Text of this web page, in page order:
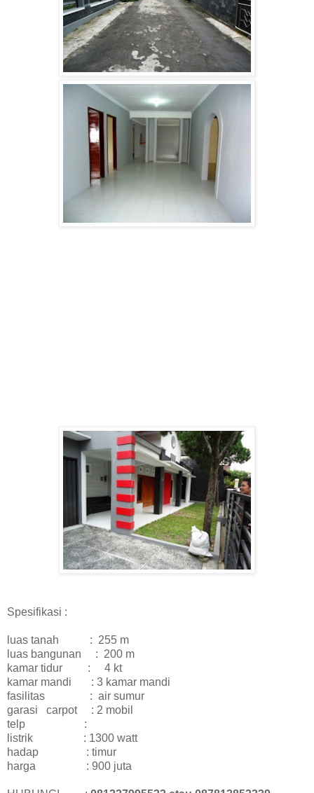
Spesifikasi :
luas tanah : 255 m
luas bangunan : 200 m
kamar tidur : 4 kt
kamar mandi : 3 kamar mandi
fasilitas : air sumur
garasi carpot : 2 mobil
telp :
listrik : 1300 watt
hadap : timur
harga : 900 juta